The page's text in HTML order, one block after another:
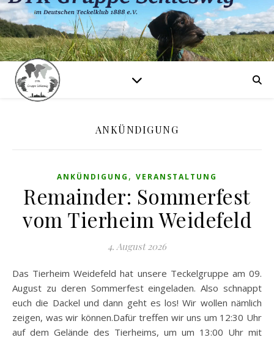
ANKÜNDIGUNG
ANKÜNDIGUNG , VERANSTALTUNG
Remainder: Sommerfest
vom Tierheim Weidefeld
4. August 2026
Das Tierheim Weidefeld hat unsere Teckelgruppe am 09.
August zu deren Sommerfest eingeladen. Also schnappt
euch die Dackel und dann geht es los! Wir wollen nämlich
zeigen, was wir können.Dafür treffen wir uns um 12:30 Uhr
auf dem Gelände des Tierheims, um um 13:00 Uhr mit